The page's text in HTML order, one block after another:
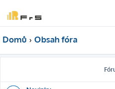
Domů Obsah fóra